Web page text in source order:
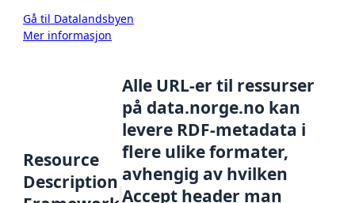
Gå til Datalandsbyen
Mer informasjon
Resource
Description
Alle URL-er til ressurser
på data.norge.no kan
levere RDF-metadata i
flere ulike formater,
avhengig av hvilken
Accept header man